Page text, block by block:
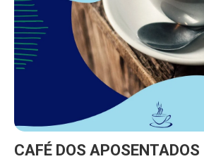
CAFÉ DOS APOSENTADOS